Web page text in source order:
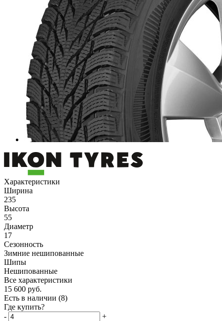
Характеристики
Ширина
235
Высота
55
Диаметр
17
Сезонность
Зимние нешипованные
Шипы
Нешипованные
Все характеристики
15 600 руб.
Есть в наличии (8)
Где купить?
-
+